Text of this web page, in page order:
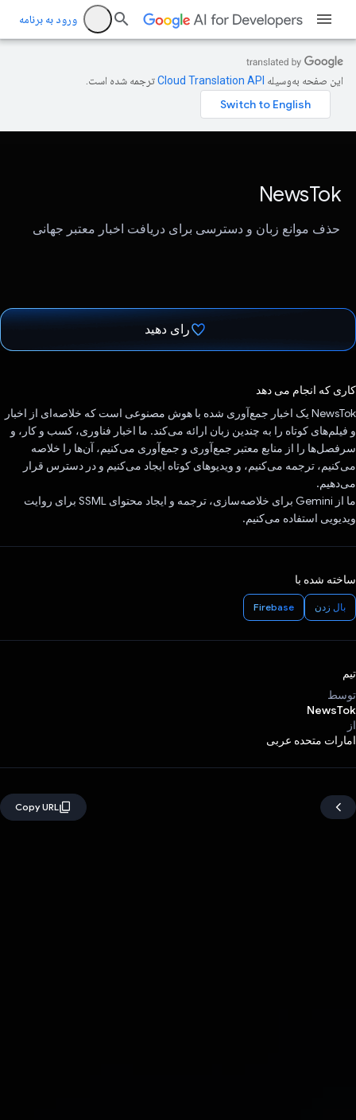
ورود به برنامه
این صفحه به‌وسیله ترجمه شده است.
NewsTok
حذف موانع زبان و دسترسی برای دریافت اخبار معتبر جهانی
رای دهید
کاری که انجام می دهد
NewsTok یک اخبار جمع‌آوری شده با هوش مصنوعی است که خلاصه‌ای از اخبار
و فیلم‌های کوتاه را به چندین زبان ارائه می‌کند. ما اخبار فناوری، کسب و کار، و
سرفصل‌ها را از منابع معتبر جمع‌آوری و جمع‌آوری می‌کنیم، آن‌ها را خلاصه
می‌کنیم، ترجمه می‌کنیم، و ویدیوهای کوتاه ایجاد می‌کنیم و در دسترس قرار
می‌دهیم.
ما از Gemini برای خلاصه‌سازی، ترجمه و ایجاد محتوای SSML برای روایت
ویدیویی استفاده می‌کنیم.
ساخته شده با
بال زدن Firebase
تیم
توسط
NewsTok
از
امارات متحده عربی